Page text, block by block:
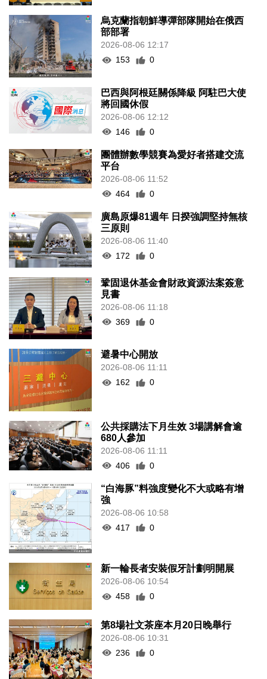
烏克蘭指朝鮮導彈部隊開始在俄西
部部署
2026-08-06 12:17
153
0
巴西與阿根廷關係降級 阿駐巴大使
將回國休假
2026-08-06 12:12
146
0
團體辦數學競賽為愛好者搭建交流
平台
2026-08-06 11:52
464
0
廣島原爆81週年 日揆強調堅持無核
三原則
2026-08-06 11:40
172
0
鞏固退休基金會財政資源法案簽意
見書
2026-08-06 11:18
369
0
避暑中心開放
2026-08-06 11:11
162
0
公共採購法下月生效 3場講解會逾
680人參加
2026-08-06 11:11
406
0
“白海豚”料強度變化不大或略有增
強
2026-08-06 10:58
417
0
新一輪長者安裝假牙計劃明開展
2026-08-06 10:54
458
0
第8場社文茶座本月20日晚舉行
2026-08-06 10:31
236
0